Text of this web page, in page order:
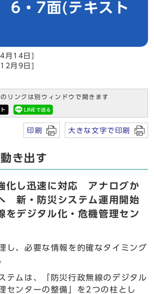
・7面(テキスト
月14日]
月9日]
リンクは別ウィンドウで開きます
印刷 大きな文字で印刷
き出す
化し迅速に対応 アナログか
新・防災システム運用開始
をデジタル化・危機管理セン
し、必要な情報を的確なタイミング
テムは、「防災行政無線のデジタル
センターの整備」を2つの柱とし